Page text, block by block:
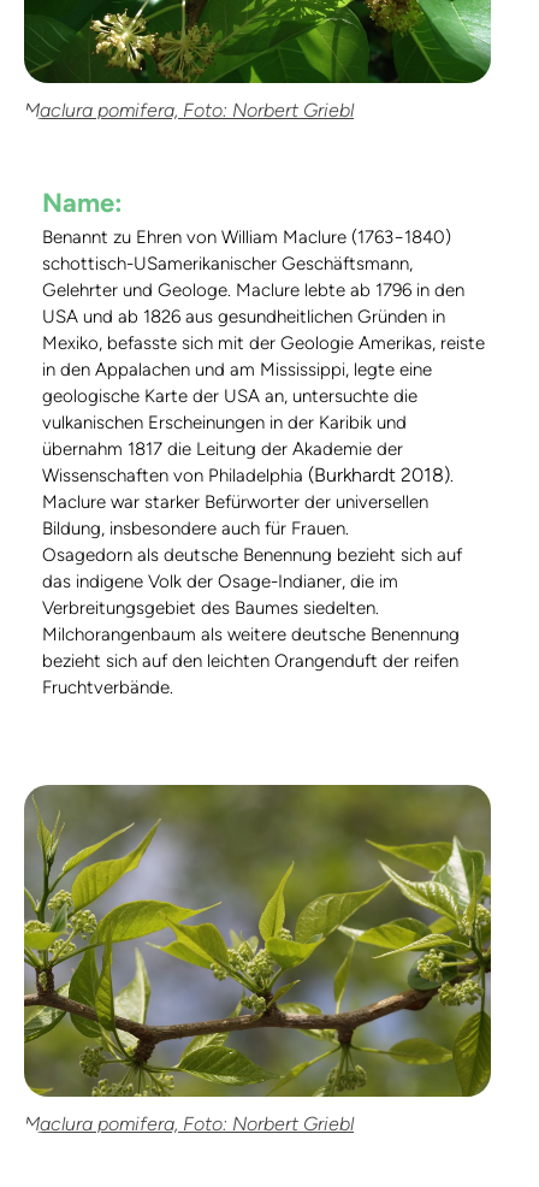
Maclura pomifera, Foto: Norbert Griebl
Name:
Benannt zu Ehren von William Maclure (1763−1840)
schottisch-USamerikanischer Geschäftsmann,
Gelehrter und Geologe. Maclure lebte ab 1796 in den
USA und ab 1826 aus gesundheitlichen Gründen in
Mexiko, befasste sich mit der Geologie Amerikas, reiste
in den Appalachen und am Mississippi, legte eine
geologische Karte der USA an, untersuchte die
vulkanischen Erscheinungen in der Karibik und
übernahm 1817 die Leitung der Akademie der
Wissenschaften von Philadelphia (Burkhardt 2018).
Maclure war starker Befürworter der universellen
Bildung, insbesondere auch für Frauen.
Osagedorn als deutsche Benennung bezieht sich auf
das indigene Volk der Osage-Indianer, die im
Verbreitungsgebiet des Baumes siedelten.
Milchorangenbaum als weitere deutsche Benennung
bezieht sich auf den leichten Orangenduft der reifen
Fruchtverbände.
Maclura pomifera, Foto: Norbert Griebl